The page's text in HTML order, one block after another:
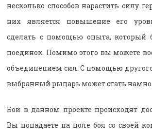
несколько способов нарастить силу
них является повышение его
сделать с помощью опыта, который
поединок. Помимо этого вы можете
объединением сил. С помощью
выбранный рыцарь может стать
Бои в данном проекте происходят
Вы попадаете на поле боя со своей